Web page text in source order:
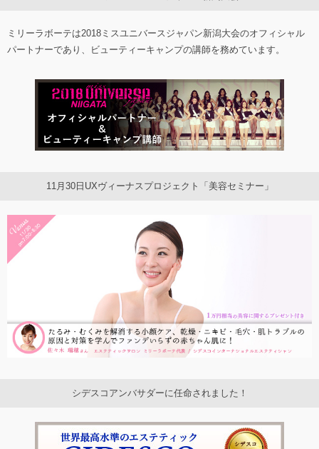
ミリーラボーテは2018ミスユニバースジャパン新潟大会のオフィシャル
パートナーであり、ビューティーキャンプの講師を務めています。
11月30日UXヴィーナスプロジェクト「美容セミナー」
シデスコアンバサダーに任命されました！